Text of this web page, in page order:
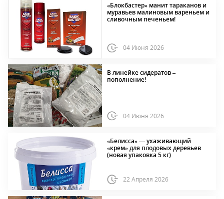
«Блокбастер» манит тараканов и
муравьев малиновым вареньем и
сливочным печеньем!
04 Июня 2026
В линейке сидератов –
пополнение!
04 Июня 2026
«Белисса» — ухаживающий
«крем» для плодовых деревьев
(новая упаковка 5 кг)
22 Апреля 2026